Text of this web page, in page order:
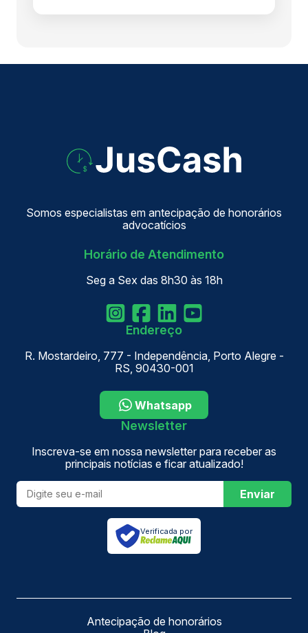
Somos especialistas em antecipação de honorários
advocatícios
Horário de Atendimento
Seg a Sex das 8h30 às 18h
Endereço
R. Mostardeiro, 777 - Independência, Porto Alegre -
RS, 90430-001
Whatsapp
Newsletter
Inscreva-se em nossa newsletter para receber as
principais notícias e ficar atualizado!
Enviar
Verificada por
Antecipação de honorários